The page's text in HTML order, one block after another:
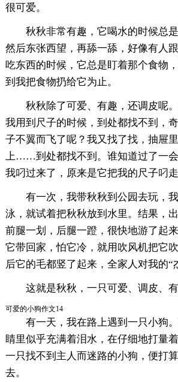
很可爱。
秋秋非常有趣，它喝水的时候总
然后东张西望，再舔一舔，好像有人
吃东西的时候，它总是盯着那个食物
到我把食物扔给它为止。
秋秋除了可爱、有趣，还调皮呢
我用到尺子的时候，到处都找不到，
子不翼而飞了呢？我又找了找，抽屉
上……到处都找不到。谁知道过了一
我叼过来了，原来是它把我的尺子叼走
有一次，我带秋秋到公园去玩，
泳，就试着把秋秋放到水里。结果，
前腿一划，后腿一蹬，很快地游了起
它带回家，怕它冷，就用吹风机把它
后它的毛都竖了起来，全家人对我的“
这就是秋秋，一只可爱、调皮、有
可爱的小狗作文14
有一天，我在路上遇到一只小狗
睛里似乎充满着泪水，在仔细地打量
一只找不到主人而迷路的小狗，便打
去。